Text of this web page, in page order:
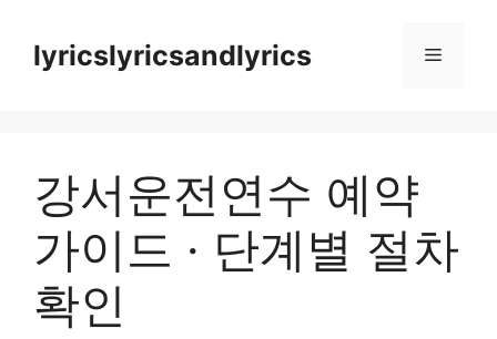
lyricslyricsandlyrics 메
강서운전연수 예약
가이드 · 단계별 절차
확인